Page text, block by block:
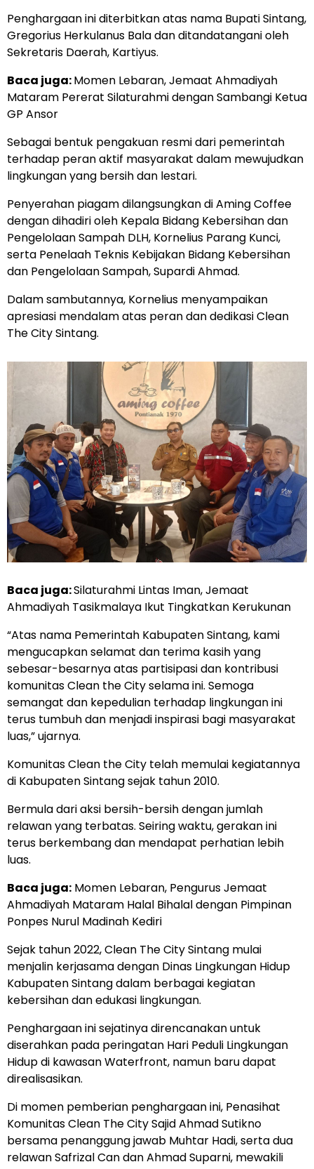
Penghargaan ini diterbitkan atas nama Bupati Sintang,
Gregorius Herkulanus Bala dan ditandatangani oleh
Sekretaris Daerah, Kartiyus.
Baca juga:Momen Lebaran, Jemaat Ahmadiyah
Mataram Pererat Silaturahmi dengan Sambangi Ketua
GP Ansor
Sebagai bentuk pengakuan resmi dari pemerintah
terhadap peran aktif masyarakat dalam mewujudkan
lingkungan yang bersih dan lestari.
Penyerahan piagam dilangsungkan di Aming Coffee
dengan dihadiri oleh Kepala Bidang Kebersihan dan
Pengelolaan Sampah DLH, Kornelius Parang Kunci,
serta Penelaah Teknis Kebijakan Bidang Kebersihan
dan Pengelolaan Sampah, Supardi Ahmad.
Dalam sambutannya, Kornelius menyampaikan
apresiasi mendalam atas peran dan dedikasi Clean
The City Sintang.
Baca juga:Silaturahmi Lintas Iman, Jemaat
Ahmadiyah Tasikmalaya Ikut Tingkatkan Kerukunan
“Atas nama Pemerintah Kabupaten Sintang, kami
mengucapkan selamat dan terima kasih yang
sebesar-besarnya atas partisipasi dan kontribusi
komunitas Clean the City selama ini. Semoga
semangat dan kepedulian terhadap lingkungan ini
terus tumbuh dan menjadi inspirasi bagi masyarakat
luas,” ujarnya.
Komunitas Clean the City telah memulai kegiatannya
di Kabupaten Sintang sejak tahun 2010.
Bermula dari aksi bersih-bersih dengan jumlah
relawan yang terbatas. Seiring waktu, gerakan ini
terus berkembang dan mendapat perhatian lebih
luas.
Baca juga: Momen Lebaran, Pengurus Jemaat
Ahmadiyah Mataram Halal Bihalal dengan Pimpinan
Ponpes Nurul Madinah Kediri
Sejak tahun 2022, Clean The City Sintang mulai
menjalin kerjasama dengan Dinas Lingkungan Hidup
Kabupaten Sintang dalam berbagai kegiatan
kebersihan dan edukasi lingkungan.
Penghargaan ini sejatinya direncanakan untuk
diserahkan pada peringatan Hari Peduli Lingkungan
Hidup di kawasan Waterfront, namun baru dapat
direalisasikan.
Di momen pemberian penghargaan ini, Penasihat
Komunitas Clean The City Sajid Ahmad Sutikno
bersama penanggung jawab Muhtar Hadi, serta dua
relawan Safrizal Can dan Ahmad Suparni, mewakili